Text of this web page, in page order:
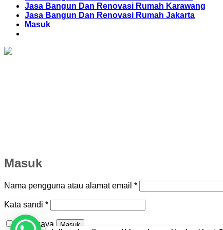
Jasa Bangun Dan Renovasi Rumah Karawang
Jasa Bangun Dan Renovasi Rumah Jakarta
Masuk
Masuk
Nama pengguna atau alamat email *Wajib
Kata sandi *Wajib
Ingat saya Masuk